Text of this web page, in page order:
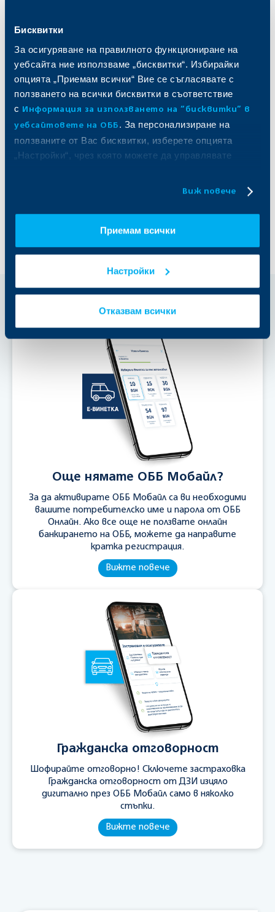
Бисквитки
За осигуряване на правилното функциониране на
уебсайта ние използваме „бисквитки“. Избирайки
опцията „Приемам всички“ Вие се съгласявате с
ползването на всички бисквитки в съответствие
с
Информация за използването на “бисквитки” в
уебсайтовете на ОББ . За персонализиране на
ползваните от Вас бисквитки, изберете опцията
„Настройки“, чрез която можете да управлявате
Виж повече
Приемам всички
Настройки
Отказвам всички
Купете в ОББ Мобайл
Допълнителна информация
Още нямате ОББ Мобайл?
За да активирате ОББ Мобайл са ви необходими
вашите потребителско име и парола от ОББ
Онлайн. Ако все още не ползвате онлайн
банкирането на ОББ, можете да направите
кратка регистрация.
Вижте повече
Гражданска отговорност
Шофирайте отговорно! Сключете застраховка
Гражданска отговорност от ДЗИ изцяло
дигитално през ОББ Мобайл само в няколко
стъпки.
Вижте повече